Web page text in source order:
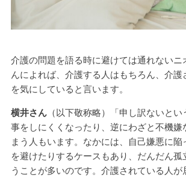
介護の問題を語る時に避けては通れないニ
んによれば、介護する人はもちろん、介護
を気にしていると言います。
横井さん（以下敬称略）「申し訳ないとい
事をしにくくなったり、逆にわざと不機嫌
まう人もいます。なかには、自己嫌悪に陥
を避けたりするケースもあり、だんだん孤
うことが多いのです。介護されている人が